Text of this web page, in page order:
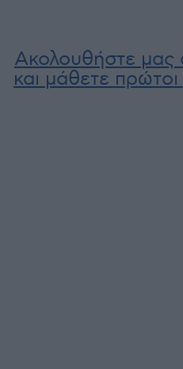
Ακολουθήστε μας
και μάθετε πρώτοι